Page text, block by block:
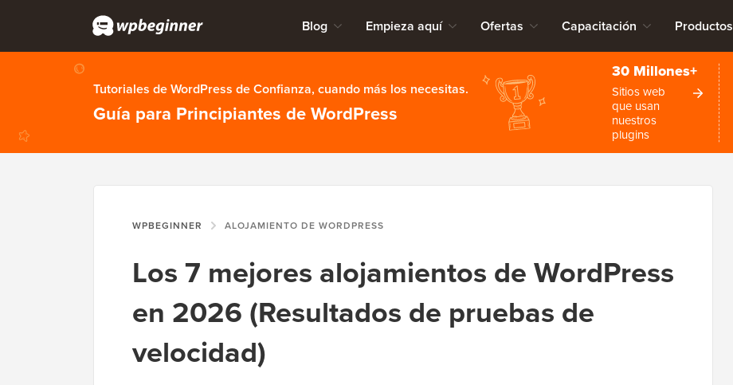
Blog Empieza aquí Ofertas Capacitación Productos
Tutoriales de WordPress de Confianza, cuando más los necesitas.
Guía para Principiantes de WordPress
30 Millones+
Sitios web
que usan
nuestros
plugins
WPBEGINNER ALOJAMIENTO DE WORDPRESS
Los 7 mejores alojamientos de WordPress
en 2026 (Resultados de pruebas de
velocidad)